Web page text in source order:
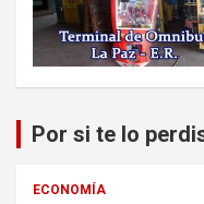
Por si te lo
ECONOMÍA